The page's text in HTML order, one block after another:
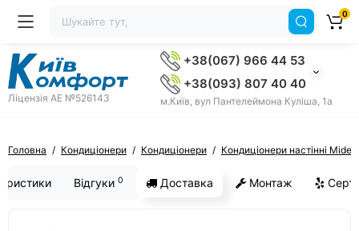
Ліцензія AE №526143
+38(067) 966 44 53
+38(093) 807 40 40
м.Київ, вул Пантелеймона Куліша, 1а
0
Головна Кондиціонери Кондиціонери Кондиціонери настінні Midea
Відгуки 0 Доставка Монтаж